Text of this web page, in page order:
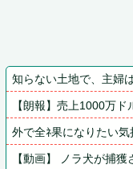
知らない土地で、主婦
【朗報】売上1000万
外で全ﾈ果になりたい
【動画】 ノラ犬が捕